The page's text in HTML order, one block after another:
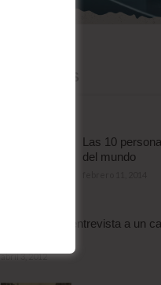
Las 10
del mundo
Escalofriante entrevista a un
abril 3, 2012